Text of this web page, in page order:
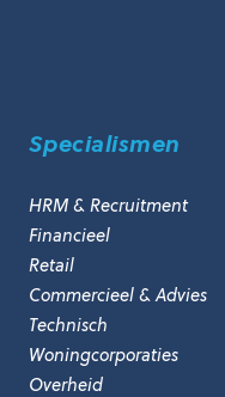
Specialismen
HRM & Recruitment
Financieel
Retail
Commercieel & Advies
Technisch
Woningcorporaties
Overheid